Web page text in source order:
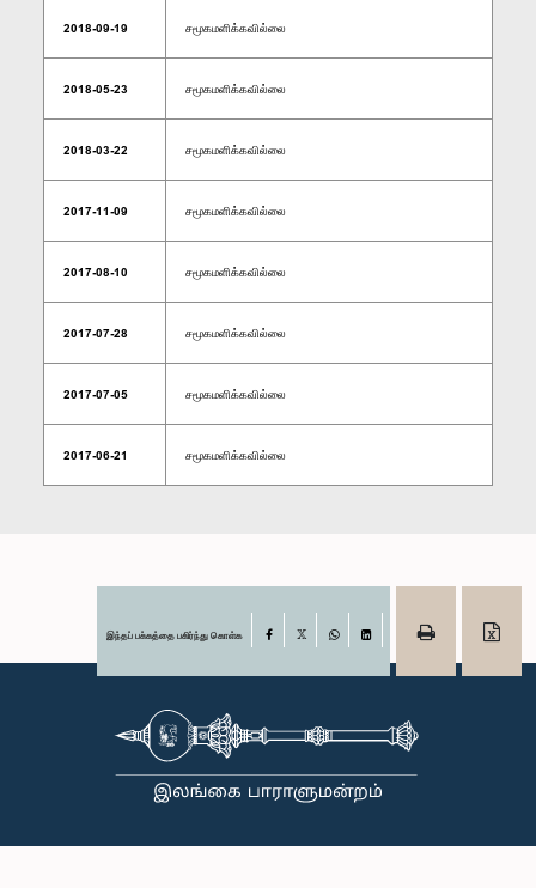
2018-09-19 சமூகமளிக்கவில்லை
2018-05-23 சமூகமளிக்கவில்லை
2018-03-22 சமூகமளிக்கவில்லை
2017-11-09 சமூகமளிக்கவில்லை
2017-08-10 சமூகமளிக்கவில்லை
2017-07-28 சமூகமளிக்கவில்லை
2017-07-05 சமூகமளிக்கவில்லை
2017-06-21 சமூகமளிக்கவில்லை
இந்தப் பக்கத்தை பகிர்ந்து கொள்க Facebook